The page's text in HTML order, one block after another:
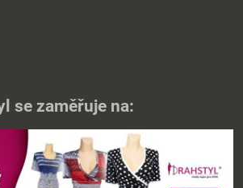
se zaměřuje na: